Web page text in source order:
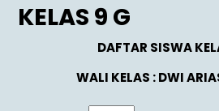
KELAS 9 G
DAFTAR SISWA
WALI KELAS : DWI